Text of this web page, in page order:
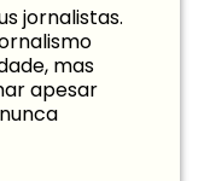
jornalistas.
mas
apesar